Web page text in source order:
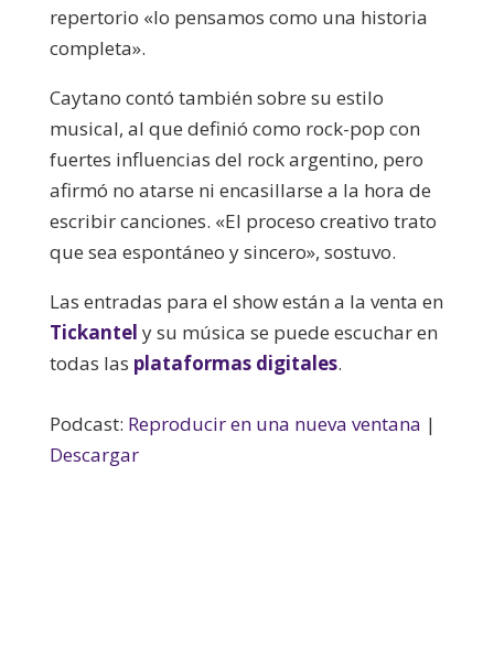
repertorio «lo pensamos como una historia
completa».
Caytano contó también sobre su estilo
musical, al que definió como rock-pop con
fuertes influencias del rock argentino, pero
afirmó no atarse ni encasillarse a la hora de
escribir canciones. «El proceso creativo trato
que sea espontáneo y sincero», sostuvo.
Las entradas para el show están a la venta en
Tickantel y su música se puede escuchar en
todas las plataformas digitales.
Podcast: Reproducir en una nueva ventana |
Descargar